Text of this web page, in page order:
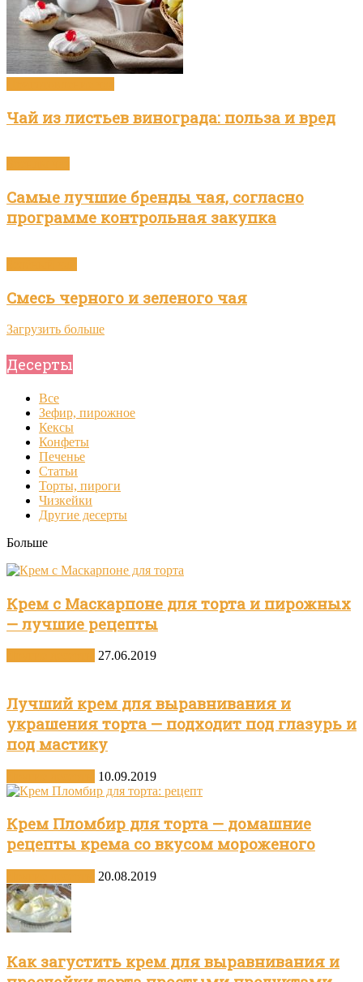
Чай из листьев винограда: польза и вред
Самые лучшие бренды чая, согласно
программе контрольная закупка
Смесь черного и зеленого чая
Загрузить больше
Десерты
Все
Зефир, пирожное
Кексы
Конфеты
Печенье
Статьи
Торты, пироги
Чизкейки
Другие десерты
Больше
Крем с Маскарпоне для торта и пирожных
— лучшие рецепты
27.06.2019
Лучший крем для выравнивания и
украшения торта — подходит под глазурь и
под мастику
10.09.2019
Крем Пломбир для торта — домашние
рецепты крема со вкусом мороженого
20.08.2019
Как загустить крем для выравнивания и